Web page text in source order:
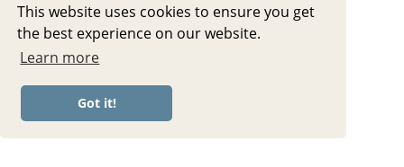
This website uses cookies to ensure you get
the best experience on our website.
Learn more
Got it!
Challenge 2025